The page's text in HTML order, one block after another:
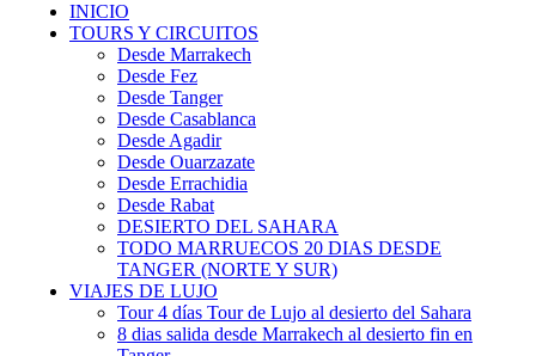
INICIO
TOURS Y CIRCUITOS
Desde Marrakech
Desde Fez
Desde Tanger
Desde Casablanca
Desde Agadir
Desde Ouarzazate
Desde Errachidia
Desde Rabat
DESIERTO DEL SAHARA
TODO MARRUECOS 20 DIAS DESDE
TANGER (NORTE Y SUR)
VIAJES DE LUJO
Tour 4 días Tour de Lujo al desierto del Sahara
8 dias salida desde Marrakech al desierto fin en